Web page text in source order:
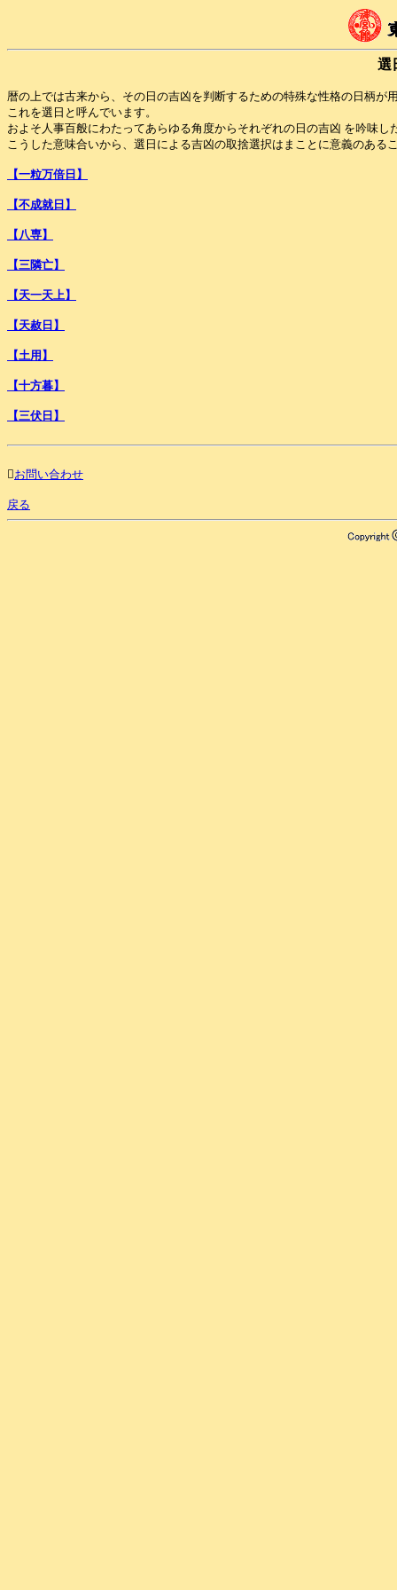
選
暦の上では古来から、その日の吉凶を判断するための特殊な性格の日柄が
これを選日と呼んでいます。
およそ人事百般にわたってあらゆる角度からそれぞれの日の吉凶 を吟味し
こうした意味合いから、選日による吉凶の取捨選択はまことに意義のある
【一粒万倍日】
【不成就日】
【八専】
【三隣亡】
【天一天上】
【天赦日】
【土用】
【十方暮】
【三伏日】
お問い合わせ
戻る